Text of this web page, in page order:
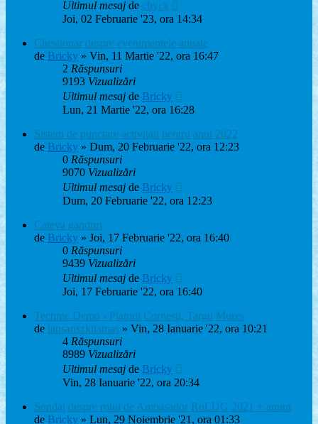
Ultimul mesaj de chyck
Joi, 02 Februarie '23, ora 14:34
Chestionar despre evenimentele anuale
de Bricky » Vin, 11 Martie '22, ora 16:47
2 Răspunsuri
9193 Vizualizări
Ultimul mesaj de Bricky
Lun, 21 Martie '22, ora 16:28
Sistem de punctare activitati pentru anul 2022
de Bricky » Dum, 20 Februarie '22, ora 12:23
0 Răspunsuri
9070 Vizualizări
Ultimul mesaj de Bricky
Dum, 20 Februarie '22, ora 12:23
Cateva ganduri
de Bricky » Joi, 17 Februarie '22, ora 16:40
0 Răspunsuri
9439 Vizualizări
Ultimul mesaj de Bricky
Joi, 17 Februarie '22, ora 16:40
Technic Demo - Platoul Cornesti, Targu Mures
de lapsanszkitamas » Vin, 28 Ianuarie '22, ora 10:21
4 Răspunsuri
8989 Vizualizări
Ultimul mesaj de Bricky
Vin, 28 Ianuarie '22, ora 20:34
Sondaj despre rolul de Ambasador RoLUG 2021 + anunt
de Bricky » Lun, 29 Noiembrie '21, ora 01:33